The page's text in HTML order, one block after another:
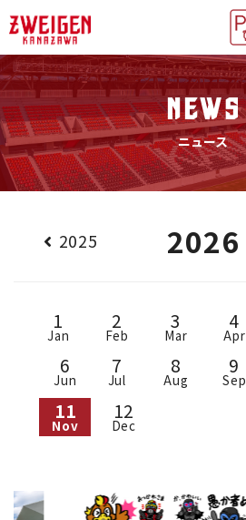
NEWS
ニュース
2025 2026
1
Jan
2
Feb
3
Mar
4
Apr
6
Jun
7
Jul
8
Aug
9
Sep
11
Nov
12
Dec